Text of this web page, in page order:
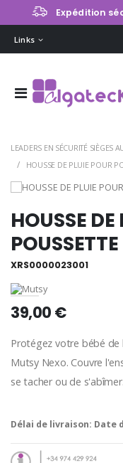
Expédition
Links
LEADERS EN SÉCURITÉ SIÈGES
HOUSSE DE PLUIE POUR
HOUSSE DE
XRS0000023001
39,00 €
Protégez votre bébé
Mutsy Nexo. Couvre
se tacher ou de s'abîmer.
Délai de livraison: Date